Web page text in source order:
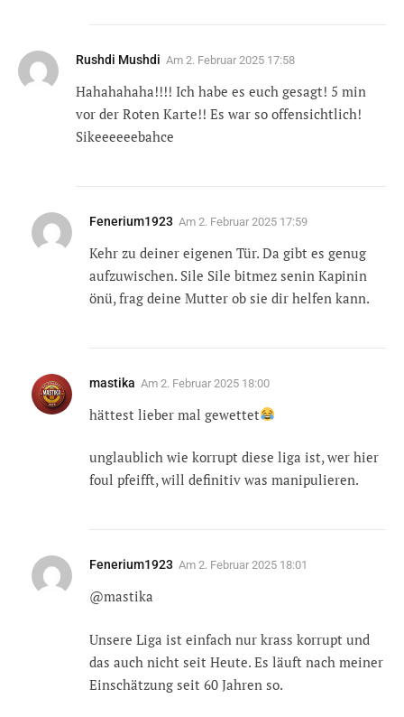
Rushdi Mushdi Am 2. Februar 2025 17:58
Hahahahaha!!!! Ich habe es euch gesagt! 5 min
vor der Roten Karte!! Es war so offensichtlich!
Sikeeeeeebahce
Fenerium1923 Am 2. Februar 2025 17:59
Kehr zu deiner eigenen Tür. Da gibt es genug
aufzuwischen. Sile Sile bitmez senin Kapinin
önü, frag deine Mutter ob sie dir helfen kann.
mastika Am 2. Februar 2025 18:00
hättest lieber mal gewettet
unglaublich wie korrupt diese liga ist, wer hier
foul pfeifft, will definitiv was manipulieren.
Fenerium1923 Am 2. Februar 2025 18:01
@mastika
Unsere Liga ist einfach nur krass korrupt und
das auch nicht seit Heute. Es läuft nach meiner
Einschätzung seit 60 Jahren so.